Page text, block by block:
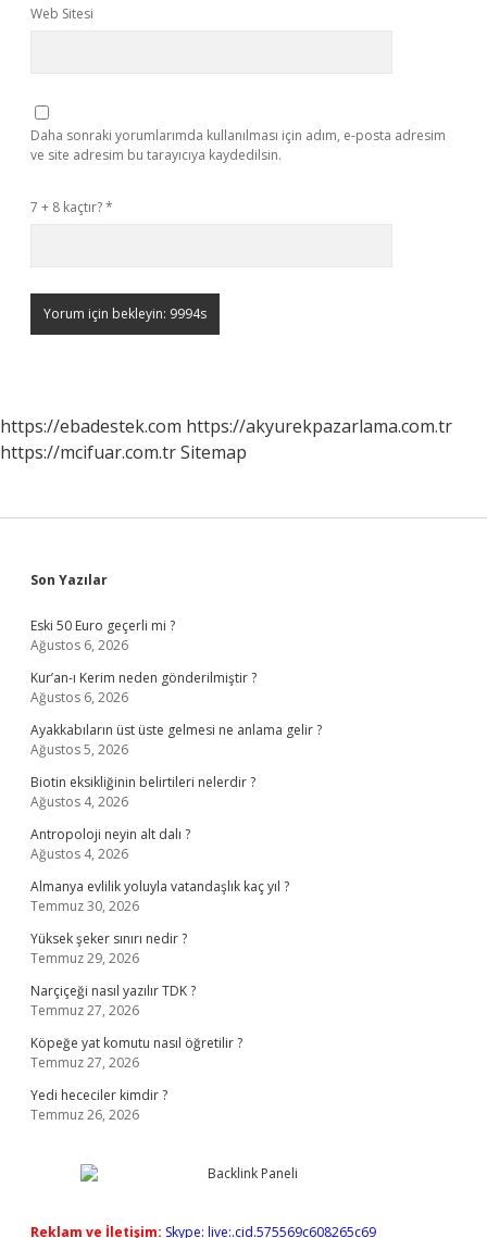
Web Sitesi
Daha sonraki yorumlarımda kullanılması için adım, e-posta adresim
ve site adresim bu tarayıcıya kaydedilsin.
7 + 8 kaçtır?*
https://ebadestek.com https://akyurekpazarlama.com.tr
https://mcifuar.com.trSitemap
Sidebar
Son Yazılar
Eski 50 Euro geçerli mi ?
Ağustos 6, 2026
Kur’an-ı Kerim neden gönderilmiştir ?
Ağustos 6, 2026
Ayakkabıların üst üste gelmesi ne anlama gelir ?
Ağustos 5, 2026
Biotin eksikliğinin belirtileri nelerdir ?
Ağustos 4, 2026
Antropoloji neyin alt dalı ?
Ağustos 4, 2026
Almanya evlilik yoluyla vatandaşlık kaç yıl ?
Temmuz 30, 2026
Yüksek şeker sınırı nedir ?
Temmuz 29, 2026
Narçiçeği nasıl yazılır TDK ?
Temmuz 27, 2026
Köpeğe yat komutu nasıl öğretilir ?
Temmuz 27, 2026
Yedi hececiler kimdir ?
Temmuz 26, 2026
Reklam ve İletişim: Skype: live:.cid.575569c608265c69